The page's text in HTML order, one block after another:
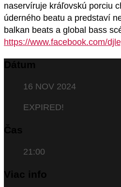
naservíruje kráľovskú porciu
úderného beatu a predstaví
balkan beats a global bass
https://www.facebook.com/
Dátum
16 NOV 2024
EXPIRED!
Čas
21:00
Viac info